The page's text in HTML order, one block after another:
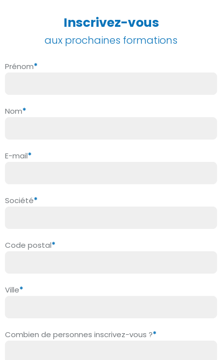
Inscrivez-vous
aux prochaines formations
Formulaire
Prénom*
Nom*
E-mail*
Société*
Code postal*
Ville*
Combien de personnes inscrivez-vous ?*